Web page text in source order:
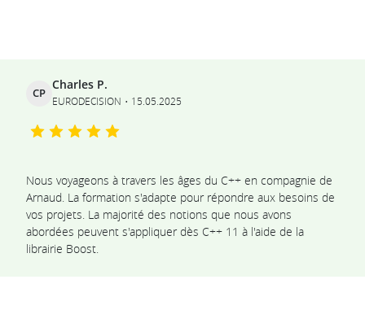
CP
Charles P.
EURODECISION 15.05.2025
Nous voyageons à travers les âges du C++ en compagnie de
Arnaud. La formation s'adapte pour répondre aux besoins de
vos projets. La majorité des notions que nous avons
abordées peuvent s'appliquer dès C++ 11 à l'aide de la
librairie Boost.